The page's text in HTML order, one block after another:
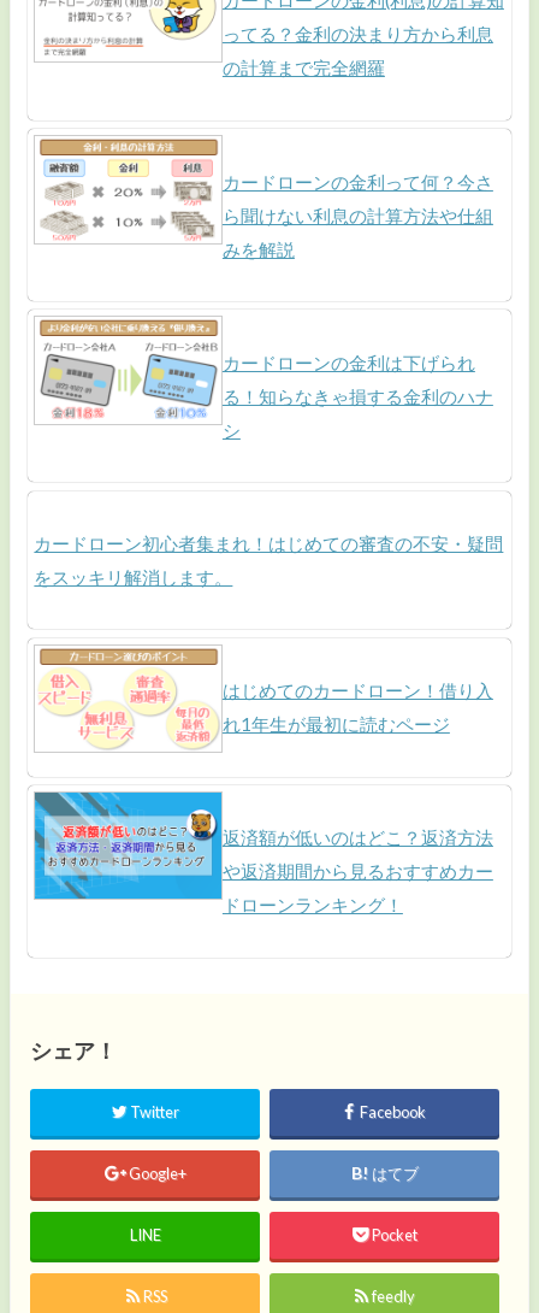
ってる？金利の決まり方から利息
の計算まで完全網羅
カードローンの金利って何？今さ
ら聞けない利息の計算方法や仕組
みを解説
カードローンの金利は下げられ
る！知らなきゃ損する金利のハナ
シ
カードローン初心者集まれ！はじめての審査の不安・疑問
をスッキリ解消します。
はじめてのカードローン！借り入
れ1年生が最初に読むページ
返済額が低いのはどこ？返済方法
や返済期間から見るおすすめカー
ドローンランキング！
シェア！
Twitter Facebook
Google+ はてブ
LINE Pocket
RSS feedly